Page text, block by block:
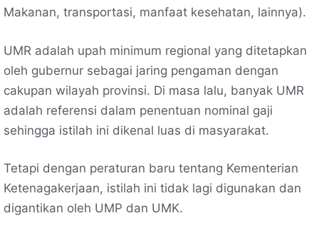
Makanan, transportasi, manfaat kesehatan, lainnya).
UMR adalah upah minimum regional yang ditetapkan
oleh gubernur sebagai jaring pengaman dengan
cakupan wilayah provinsi. Di masa lalu, banyak UMR
adalah referensi dalam penentuan nominal gaji
sehingga istilah ini dikenal luas di masyarakat.
Tetapi dengan peraturan baru tentang Kementerian
Ketenagakerjaan, istilah ini tidak lagi digunakan dan
digantikan oleh UMP dan UMK.